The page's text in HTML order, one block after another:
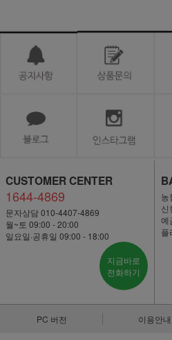
CUSTOMER CENTER
1644-4869
문자상담 010-4407-4869
월~토 09:00 - 20:00
일요일·공휴일 09:00 - 18:00
지금바로
전화하기
농
신
예
플
PC 버전 이용안내